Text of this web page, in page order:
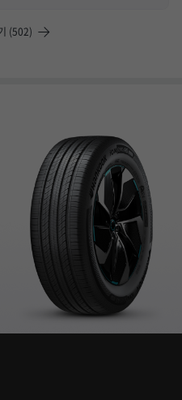
내구력이 좋은 느낌입니다. 타이어는
(502)